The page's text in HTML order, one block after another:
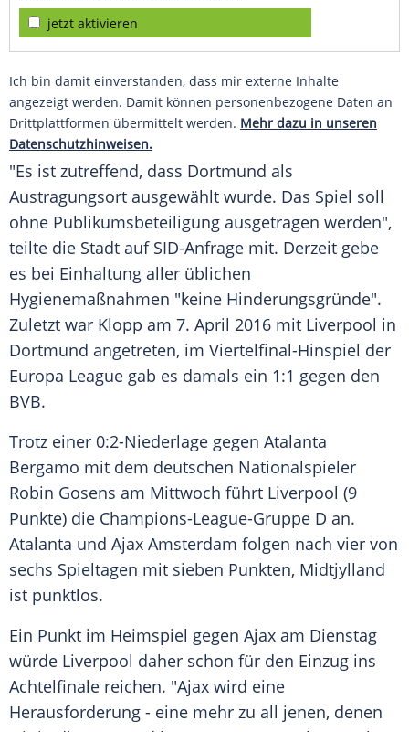
jetzt aktivieren
Ich bin damit einverstanden, dass mir externe Inhalte
angezeigt werden. Damit können personenbezogene Daten an
Drittplattformen übermittelt werden. Mehr dazu in unseren
Datenschutzhinweisen.
"Es ist zutreffend, dass Dortmund als
Austragungsort ausgewählt wurde. Das Spiel soll
ohne Publikumsbeteiligung ausgetragen werden",
teilte die Stadt auf SID-Anfrage mit. Derzeit gebe
es bei Einhaltung aller üblichen
Hygienemaßnahmen "keine Hinderungsgründe".
Zuletzt war Klopp am 7. April 2016 mit Liverpool in
Dortmund angetreten, im Viertelfinal-Hinspiel der
Europa League gab es damals ein 1:1 gegen den
BVB.
Trotz einer 0:2-Niederlage gegen Atalanta
Bergamo mit dem deutschen Nationalspieler
Robin Gosens am Mittwoch führt Liverpool (9
Punkte) die Champions-League-Gruppe D an.
Atalanta und Ajax Amsterdam folgen nach vier von
sechs Spieltagen mit sieben Punkten, Midtjylland
ist punktlos.
Ein Punkt im Heimspiel gegen Ajax am Dienstag
würde Liverpool daher schon für den Einzug ins
Achtelfinale reichen. "Ajax wird eine
Herausforderung - eine mehr zu all jenen, denen